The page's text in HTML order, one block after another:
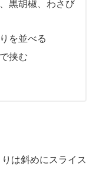
黒胡椒、わさび
を並べる
挟む
は斜めにスライス